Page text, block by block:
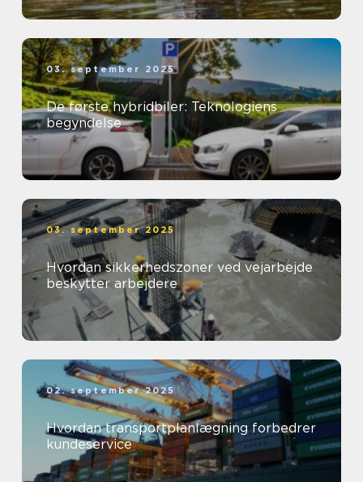
03. september 2025
De første hybridbiler: Teknologiens
begyndelse
03. september 2025
Hvordan sikkerhedszoner ved vejarbejde
beskytter arbejdere
02. september 2025
Hvordan transportplanlægning forbedrer
kundeservice